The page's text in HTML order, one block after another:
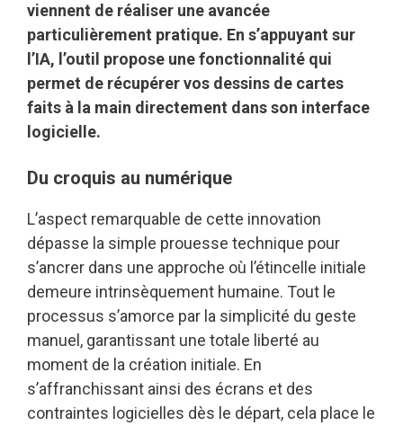
viennent de réaliser une avancée
particulièrement pratique. En s’appuyant sur
l’IA, l’outil propose une fonctionnalité qui
permet de récupérer vos dessins de cartes
faits à la main directement dans son interface
logicielle.
Du croquis au numérique
L’aspect remarquable de cette innovation
dépasse la simple prouesse technique pour
s’ancrer dans une approche où l’étincelle initiale
demeure intrinsèquement humaine. Tout le
processus s’amorce par la simplicité du geste
manuel, garantissant une totale liberté au
moment de la création initiale. En
s’affranchissant ainsi des écrans et des
contraintes logicielles dès le départ, cela place le